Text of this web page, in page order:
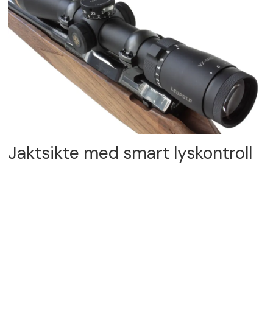
Jaktsikte med smart lyskontroll